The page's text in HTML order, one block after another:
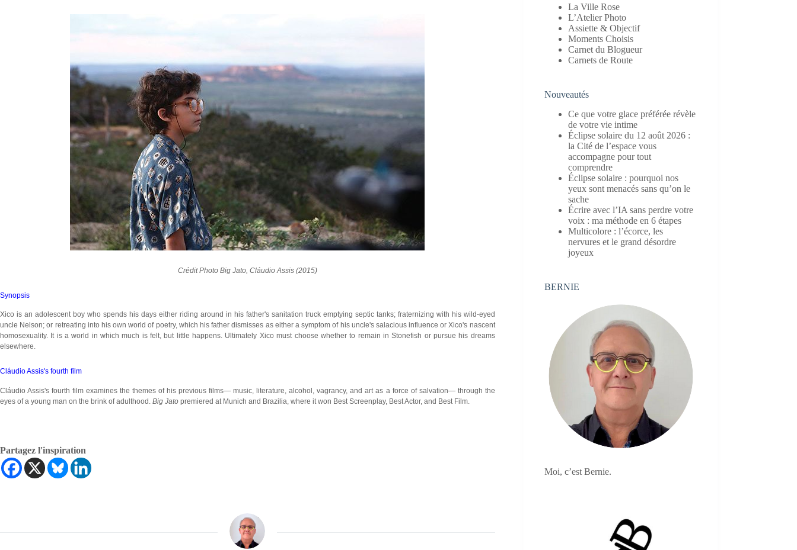
Crédit Photo Big Jato, Cláudio Assis (2015)
Synopsis
Xico is an adolescent boy who spends his days either riding around in his father's sanitation truck emptying septic tanks; fraternizing with his wild-eyed
uncle Nelson; or retreating into his own world of poetry, which his father dismisses as either a symptom of his uncle's salacious influence or Xico's nascent
homosexuality. It is a world in which much is felt, but little happens. Ultimately Xico must choose whether to remain in Stonefish or pursue his dreams
elsewhere.
Cláudio Assis's fourth film
Cláudio Assis's fourth film examines the themes of his previous films— music, literature, alcohol, vagrancy, and art as a force of salvation— through the
eyes of a young man on the brink of adulthood. Big Jato premiered at Munich and Brazilia, where it won Best Screenplay, Best Actor, and Best Film.
Partagez l'inspiration
La Ville Rose
L’Atelier Photo
Assiette & Objectif
Moments Choisis
Carnet du Blogueur
Carnets de Route
Nouveautés
Ce que votre glace préférée révèle
de votre vie intime
Éclipse solaire du 12 août 2026 :
la Cité de l’espace vous
accompagne pour tout
comprendre
Éclipse solaire : pourquoi nos
yeux sont menacés sans qu’on le
sache
Écrire avec l’IA sans perdre votre
voix : ma méthode en 6 étapes
Multicolore : l’écorce, les
nervures et le grand désordre
joyeux
BERNIE
Moi, c’est Bernie.